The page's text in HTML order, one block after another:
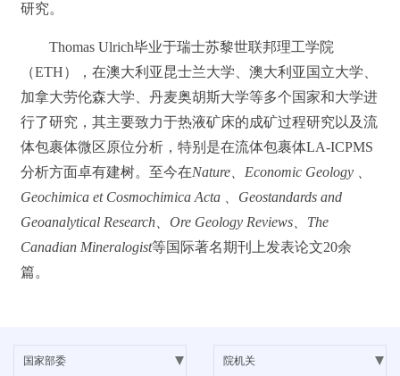
研究。
Thomas Ulrich毕业于瑞士苏黎世联邦理工学院
（ETH），在澳大利亚昆士兰大学、澳大利亚国立大学、
加拿大劳伦森大学、丹麦奥胡斯大学等多个国家和大学进
行了研究，其主要致力于热液矿床的成矿过程研究以及流
体包裹体微区原位分析，特别是在流体包裹体LA-ICPMS
分析方面卓有建树。至今在Nature、Economic Geology 、
Geochimica et Cosmochimica Acta 、Geostandards and
Geoanalytical Research、Ore Geology Reviews、The
Canadian Mineralogist等国际著名期刊上发表论文20余
篇。